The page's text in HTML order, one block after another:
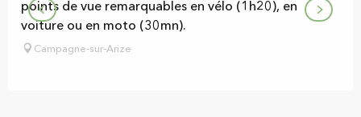
points de vue remarquables en vélo (1h20), en
voiture ou en moto (30mn).
Campagne-sur-Arize